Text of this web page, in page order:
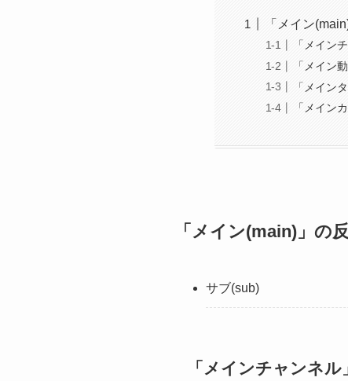
「メイン
「メイン
「メイン
「メイン
「メイン
「メイン(main)」の
サブ(sub)
「メインチャンネ